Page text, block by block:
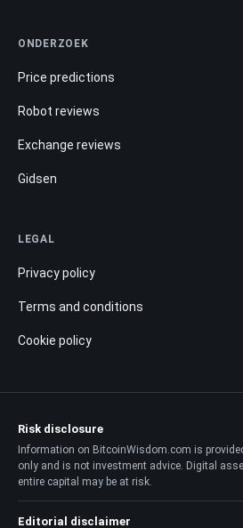
ONDERZOEK
Price predictions
Robot reviews
Exchange reviews
Gidsen
LEGAL
Privacy policy
Terms and conditions
Cookie policy
Risk disclosure
Information on BitcoinWisdom.com is
only and is not investment advice. Digital
entire capital may be at risk.
Editorial disclaimer